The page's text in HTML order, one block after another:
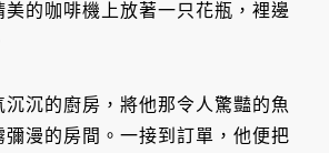
美的咖啡機上放著一只花瓶，裡邊
沉的廚房，將他那令人驚豔的魚
彌漫的房間。一接到訂單，他便把